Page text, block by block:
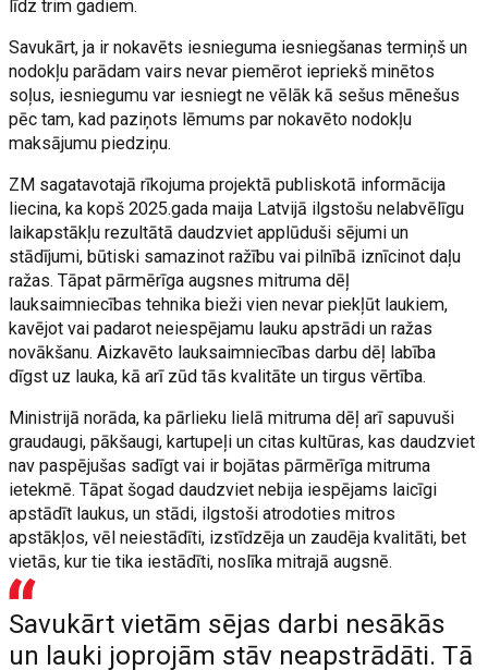
līdz trim gadiem.
Savukārt, ja ir nokavēts iesnieguma iesniegšanas termiņš un
nodokļu parādam vairs nevar piemērot iepriekš minētos
soļus, iesniegumu var iesniegt ne vēlāk kā sešus mēnešus
pēc tam, kad paziņots lēmums par nokavēto nodokļu
maksājumu piedziņu.
ZM sagatavotajā rīkojuma projektā publiskotā informācija
liecina, ka kopš 2025.gada maija Latvijā ilgstošu nelabvēlīgu
laikapstākļu rezultātā daudzviet applūduši sējumi un
stādījumi, būtiski samazinot ražību vai pilnībā iznīcinot daļu
ražas. Tāpat pārmērīga augsnes mitruma dēļ
lauksaimniecības tehnika bieži vien nevar piekļūt laukiem,
kavējot vai padarot neiespējamu lauku apstrādi un ražas
novākšanu. Aizkavēto lauksaimniecības darbu dēļ labība
dīgst uz lauka, kā arī zūd tās kvalitāte un tirgus vērtība.
Ministrijā norāda, ka pārlieku lielā mitruma dēļ arī sapuvuši
graudaugi, pākšaugi, kartupeļi un citas kultūras, kas daudzviet
nav paspējušas sadīgt vai ir bojātas pārmērīga mitruma
ietekmē. Tāpat šogad daudzviet nebija iespējams laicīgi
apstādīt laukus, un stādi, ilgstoši atrodoties mitros
apstākļos, vēl neiestādīti, izstīdzēja un zaudēja kvalitāti, bet
vietās, kur tie tika iestādīti, noslīka mitrajā augsnē.
Savukārt vietām sējas darbi nesākās
un lauki joprojām stāv neapstrādāti. Tā